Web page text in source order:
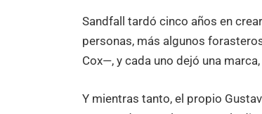
Sandfall tardó cinco años en
personas, más algunos
Cox—, y cada uno dejó una
Y mientras tanto, el propio